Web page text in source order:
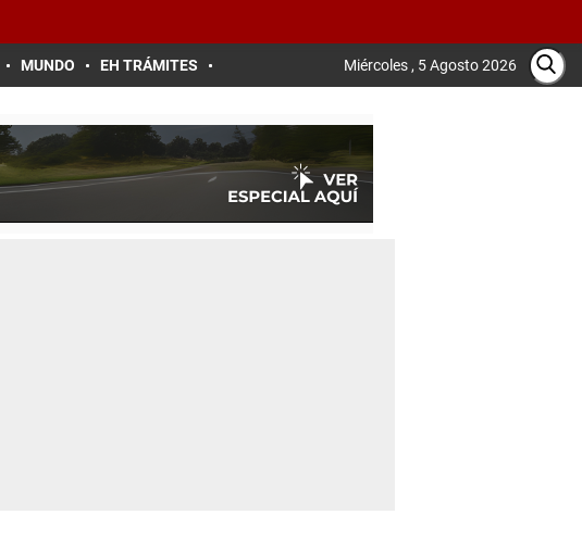
MUNDO EH TRÁMITES Miércoles , 5 Agosto 2026